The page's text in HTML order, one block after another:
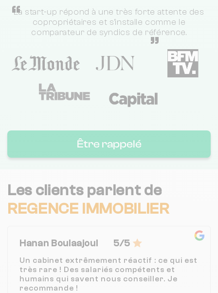
“
La start-up répond à une très forte attente des
copropriétaires et s'installe comme le
comparateur de syndics de référence.
”
Être rappelé
Les clients parlent de
REGENCE IMMOBILIER
Hanan Boulaajoul 5/5
Un cabinet extrêmement réactif : ce qui est
très rare ! Des salariés compétents et
humains qui savent nous conseiller. Je
recommande !